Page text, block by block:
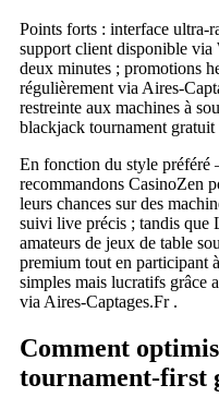
Points forts : interface
support client disponible via
deux minutes ; promotions
régulièrement via
restreinte aux machines à
blackjack tournament gratuit
En fonction du style préféré
recommandons CasinoZen
leurs chances sur des
suivi live précis ; tandis que
amateurs de jeux de table
premium tout en participant
simples mais lucratifs grâce
via Aires‑Captages.Fr .
Comment
tournament‑first